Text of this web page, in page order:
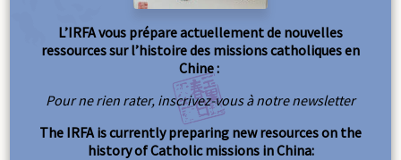
L’IRFA vous prépare actuellement de nouvelles
ressources sur l’histoire des missions catholiques en
Chine :
Pour ne rien rater, inscrivez-vous à notre newsletter
The IRFA is currently preparing new resources on the
history of Catholic missions in China: